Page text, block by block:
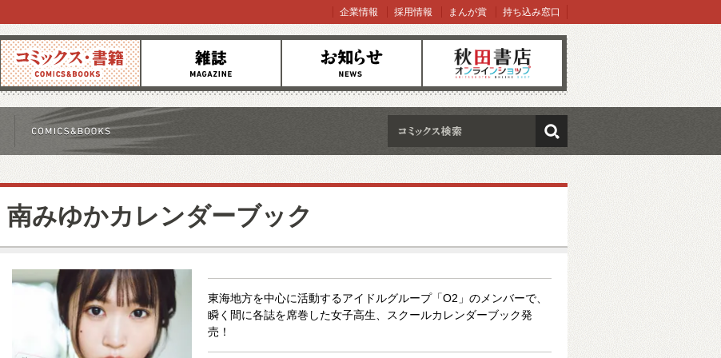
コミックス 雑誌 お知らせ オンラインショップ
企業情報 採用情報 まんが賞 持ち込み窓口
検索
南みゆかカレンダーブック
東海地方を中心に活動するアイドルグループ「O2」のメンバーで、
瞬く間に各誌を席巻した女子高生、スクールカレンダーブック発
売！